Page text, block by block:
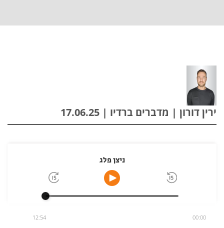
ירין דורון | מדברים ברדיו | 17.06.25
ניצן פלג
00:00
12:54